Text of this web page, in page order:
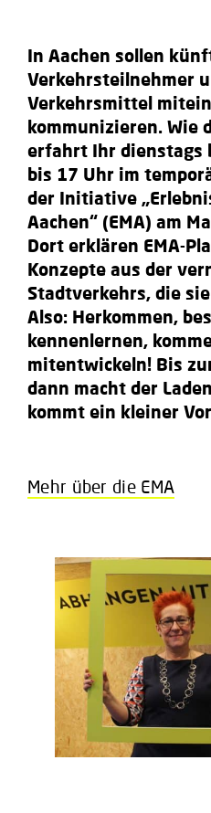
In Aachen sollen
Verkehrsteilnehmer
Verkehrsmittel
kommunizieren. Wie
erfahrt Ihr dienstags
bis 17 Uhr im
der Initiative
Aachen“ (EMA) am
Dort erklären EMA-
Konzepte aus der
Stadtverkehrs, die
Also: Herkommen,
kennenlernen,
mitentwickeln! Bis
dann macht der
kommt ein kleiner
Mehr über die EMA